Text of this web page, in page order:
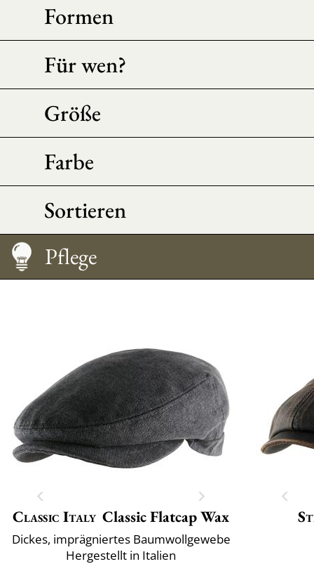
Formen
Für wen?
Größe
Farbe
Sortieren
Pflege
Classic Italy Classic Flatcap Wax
Dickes, imprägniertes Baumwollgewebe
Hergestellt in Italien